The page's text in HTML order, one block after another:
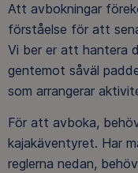
Att avbokningar
förståelse för att
Vi ber er att hantera
gentemot såväl
som arrangerar
För att avboka,
kajakäventyret. Har
reglerna nedan,